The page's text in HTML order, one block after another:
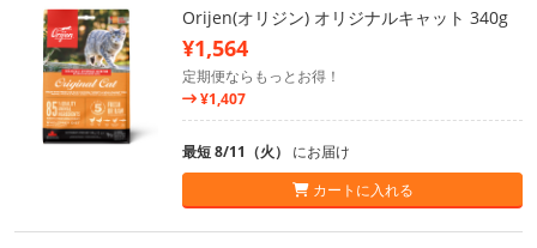
Orijen(オリジン) オリジナルキャット 340g
¥1,564
定期便ならもっとお得！
¥1,407
最短 8/11（火） にお届け
カートに入れる